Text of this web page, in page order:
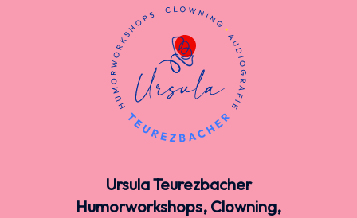
Ursula Teurezbacher
Humorworkshops, Clowning,